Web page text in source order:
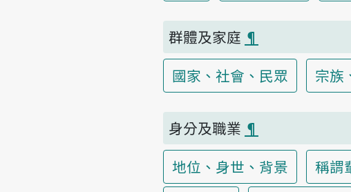
群體及家庭 ¶
國家、社會、民眾
宗族
身分及職業 ¶
地位、身世、背景
稱謂